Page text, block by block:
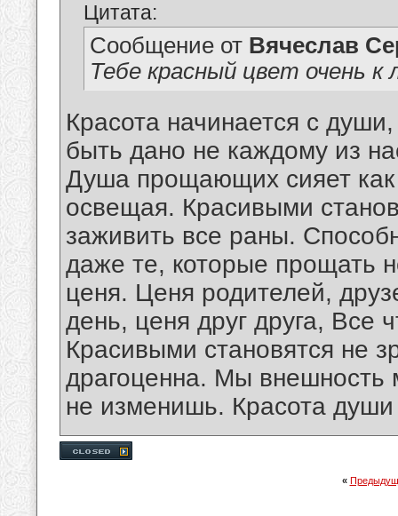
Цитата:
Сообщение от Вячеслав
Тебе красный цвет очень к
Красота начинается с
быть дано не каждому из
Душа прощающих сияет как
освещая. Красивыми
заживить все раны.
даже те, которые прощать
ценя. Ценя родителей,
день, ценя друг друга, Все
Красивыми становятся не
драгоценна. Мы
не изменишь. Красота
«